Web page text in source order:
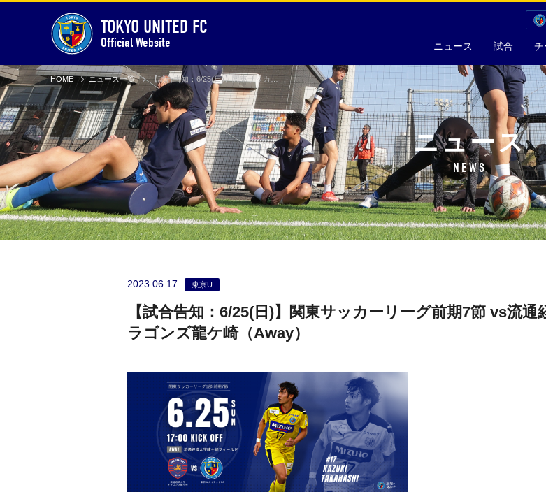
TOKYO UNITED FC
Official Website ニュース 試合 チ
HOME ニュース一覧 【試合告知：6/25(日)】関東サッカーリーグ前期7節 vs流通経済大学ドラゴンズ龍ケ崎（Away）
ニュース
NEWS
2023.06.17 東京U
【試合告知：6/25(日)】関東サッカーリーグ前期7節 vs流通
ラゴンズ龍ケ崎（Away）